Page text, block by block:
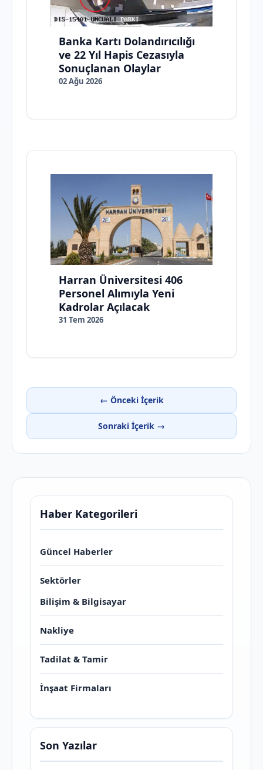
Banka Kartı Dolandırıcılığı
ve 22 Yıl Hapis Cezasıyla
Sonuçlanan Olaylar
02 Ağu 2026
Harran Üniversitesi 406
Personel Alımıyla Yeni
Kadrolar Açılacak
31 Tem 2026
← Önceki İçerik
Sonraki İçerik →
Haber Kategorileri
Güncel Haberler
Sektörler
Bilişim & Bilgisayar
Nakliye
Tadilat & Tamir
İnşaat Firmaları
Son Yazılar